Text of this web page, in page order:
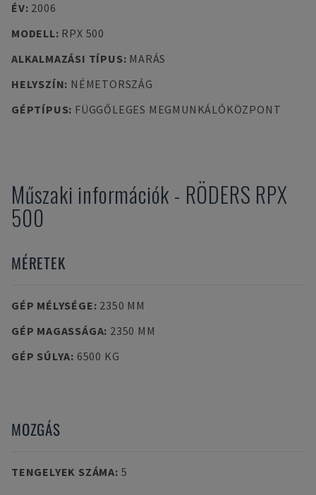
ÉV: 2006
MODELL: RPX 500
ALKALMAZÁSI TÍPUS: MARÁS
HELYSZÍN: NÉMETORSZÁG
GÉPTÍPUS: FÜGGŐLEGES MEGMUNKÁLÓKÖZPONT
Műszaki információk - RÖDERS RPX
500
MÉRETEK
GÉP MÉLYSÉGE: 2350 MM
GÉP MAGASSÁGA: 2350 MM
GÉP SÚLYA: 6500 KG
MOZGÁS
TENGELYEK SZÁMA: 5